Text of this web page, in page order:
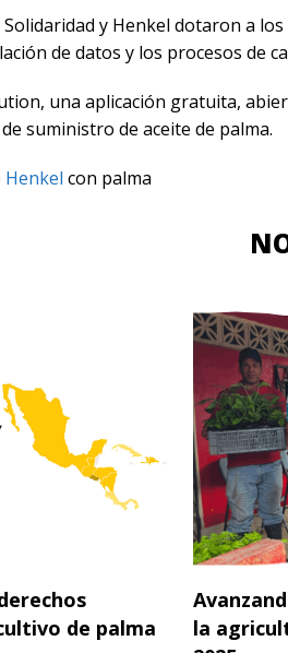
y Henkel dotaron a
de datos y los procesos de
una aplicación gratuita,
suministro de aceite de palma.
Henkel con palma
la
de palma